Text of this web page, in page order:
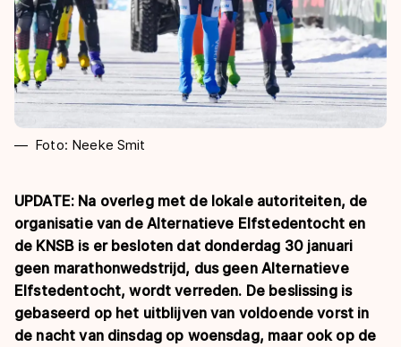
Foto: Neeke Smit
UPDATE: Na overleg met de lokale autoriteiten, de
organisatie van de Alternatieve Elfstedentocht en
de KNSB is er besloten dat donderdag 30 januari
geen marathonwedstrijd, dus geen Alternatieve
Elfstedentocht, wordt verreden. De beslissing is
gebaseerd op het uitblijven van voldoende vorst in
de nacht van dinsdag op woensdag, maar ook op de